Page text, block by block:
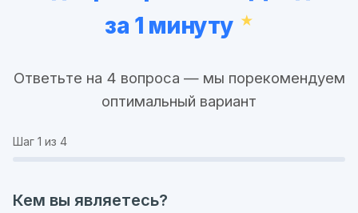
за 1 минуту
Ответьте на 4 вопроса — мы порекомендуем
оптимальный вариант
Шаг 1 из 4
Кем вы являетесь?